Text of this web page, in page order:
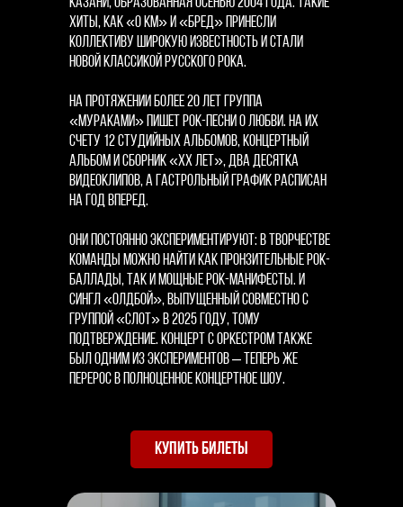
КУПИТЬ БИЛЕТЫ
Казани, образованная осенью 2004 года. Такие
хиты, как «0 км» и «Бред» принесли
коллективу широкую известность и стали
новой классикой русского рока.
На протяжении более 20 лет группа
«Мураками» пишет рок-песни о любви. На их
счету 12 студийных альбомов, концертный
альбом и сборник «ХХ лет», два десятка
видеоклипов, а гастрольный график расписан
на год вперед.
Они постоянно экспериментируют: в творчестве
команды можно найти как пронзительные рок-
баллады, так и мощные рок-манифесты. И
сингл «Олдбой», выпущенный совместно с
группой «Слот» в 2025 году, тому
подтверждение. Концерт с оркестром также
был одним из экспериментов – теперь же
перерос в полноценное концертное шоу.